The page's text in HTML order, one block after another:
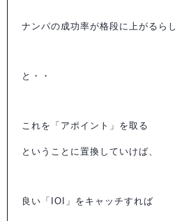
ナンパの成功率が格段に上がるら
と・・
これを「アポイント」を取る
ということに置換していけば、
良い「IOI」をキャッチすれば